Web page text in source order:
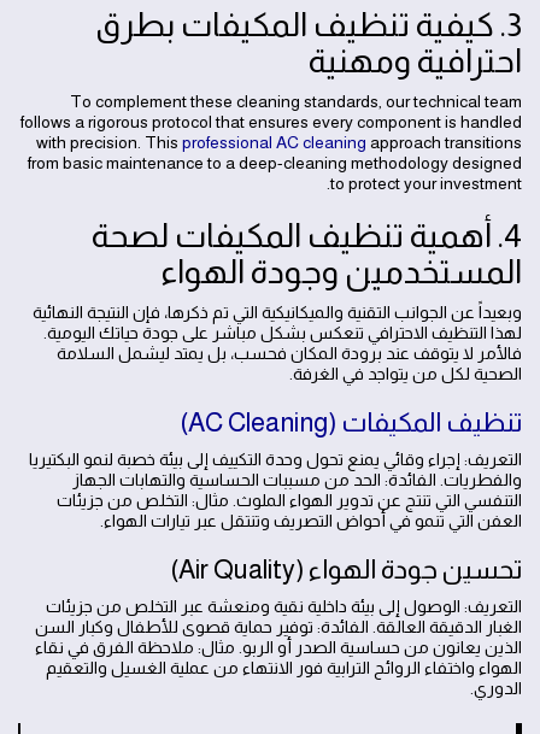
3. كيفية تنظيف المكيفات بطرق
احترافية ومهنية
To complement these cleaning standards, our technical team
follows a rigorous protocol that ensures every component is handled
with precision. This professional AC cleaning approach transitions
from basic maintenance to a deep-cleaning methodology designed
to protect your investment.
4. أهمية تنظيف المكيفات لصحة
المستخدمين وجودة الهواء
وبعيداً عن الجوانب التقنية والميكانيكية التي تم ذكرها، فإن النتيجة النهائية
لهذا التنظيف الاحترافي تنعكس بشكل مباشر على جودة حياتك اليومية.
فالأمر لا يتوقف عند برودة المكان فحسب، بل يمتد ليشمل السلامة
الصحية لكل من يتواجد في الغرفة.
تنظيف المكيفات (AC Cleaning)
التعريف: إجراء وقائي يمنع تحول وحدة التكييف إلى بيئة خصبة لنمو البكتيريا
والفطريات. الفائدة: الحد من مسببات الحساسية والتهابات الجهاز
التنفسي التي تنتج عن تدوير الهواء الملوث. مثال: التخلص من جزيئات
العفن التي تنمو في أحواض التصريف وتنتقل عبر تيارات الهواء.
تحسين جودة الهواء (Air Quality)
التعريف: الوصول إلى بيئة داخلية نقية ومنعشة عبر التخلص من جزيئات
الغبار الدقيقة العالقة. الفائدة: توفير حماية قصوى للأطفال وكبار السن
الذين يعانون من حساسية الصدر أو الربو. مثال: ملاحظة الفرق في نقاء
الهواء واختفاء الروائح الترابية فور الانتهاء من عملية الغسيل والتعقيم
الدوري.